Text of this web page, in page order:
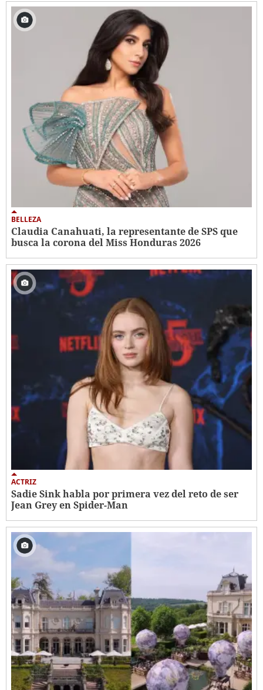
BELLEZA
Claudia Canahuati, la representante de SPS que
busca la corona del Miss Honduras 2026
ACTRIZ
Sadie Sink habla por primera vez del reto de ser
Jean Grey en Spider-Man